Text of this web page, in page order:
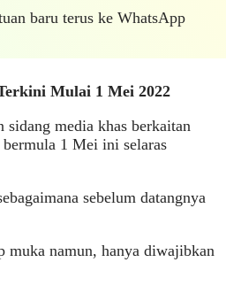
baru terus ke WhatsApp
Mulai 1 Mei 2022
media khas berkaitan
1 Mei ini selaras
sebelum datangnya
muka namun, hanya diwajibkan